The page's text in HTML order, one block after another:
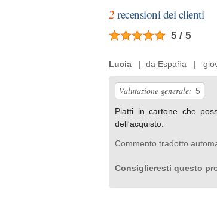
2 recensioni dei clienti
5 / 5
Lucia | da España |
Valutazione generale: 5
Piatti in cartone che
dell'acquisto.
Commento tradotto
Consiglieresti questo